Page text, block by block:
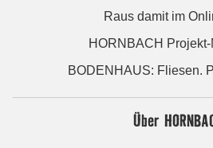
Raus damit im
HORNBACH
BODENHAUS: Fliesen.
Über